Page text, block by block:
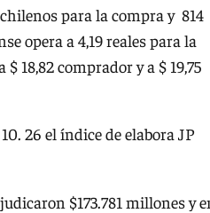
para la compra y 814
opera a 4,19 reales para la
18,82 comprador y a $ 19,75
26 el índice de elabora JP
$173.781 millones y